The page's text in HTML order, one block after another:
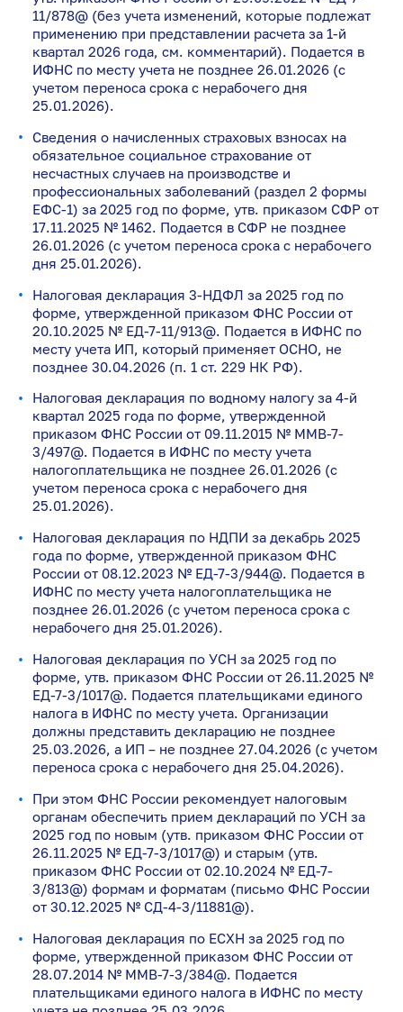
11/878@ (без учета изменений, которые подлежат
применению при представлении расчета за 1-й
квартал 2026 года, см. комментарий). Подается в
ИФНС по месту учета не позднее 26.01.2026 (с
учетом переноса срока с нерабочего дня
25.01.2026).
Сведения о начисленных страховых взносах на
обязательное социальное страхование от
несчастных случаев на производстве и
профессиональных заболеваний (раздел 2 формы
ЕФС-1) за 2025 год по форме, утв. приказом СФР от
17.11.2025 № 1462. Подается в СФР не позднее
26.01.2026 (с учетом переноса срока с нерабочего
дня 25.01.2026).
Налоговая декларация 3-НДФЛ за 2025 год по
форме, утвержденной приказом ФНС России от
20.10.2025 № ЕД-7-11/913@. Подается в ИФНС по
месту учета ИП, который применяет ОСНО, не
позднее 30.04.2026 (п. 1 ст. 229 НК РФ).
Налоговая декларация по водному налогу за 4-й
квартал 2025 года по форме, утвержденной
приказом ФНС России от 09.11.2015 № ММВ-7-
3/497@. Подается в ИФНС по месту учета
налогоплательщика не позднее 26.01.2026 (с
учетом переноса срока с нерабочего дня
25.01.2026).
Налоговая декларация по НДПИ за декабрь 2025
года по форме, утвержденной приказом ФНС
России от 08.12.2023 № ЕД-7-3/944@. Подается в
ИФНС по месту учета налогоплательщика не
позднее 26.01.2026 (с учетом переноса срока с
нерабочего дня 25.01.2026).
Налоговая декларация по УСН за 2025 год по
форме, утв. приказом ФНС России от 26.11.2025 №
ЕД-7-3/1017@. Подается плательщиками единого
налога в ИФНС по месту учета. Организации
должны представить декларацию не позднее
25.03.2026, а ИП – не позднее 27.04.2026 (с учетом
переноса срока с нерабочего дня 25.04.2026).
При этом ФНС России рекомендует налоговым
органам обеспечить прием деклараций по УСН за
2025 год по новым (утв. приказом ФНС России от
26.11.2025 № ЕД-7-3/1017@) и старым (утв.
приказом ФНС России от 02.10.2024 № ЕД-7-
3/813@) формам и форматам (письмо ФНС России
от 30.12.2025 № СД-4-3/11881@).
Налоговая декларация по ЕСХН за 2025 год по
форме, утвержденной приказом ФНС России от
28.07.2014 № ММВ-7-3/384@. Подается
плательщиками единого налога в ИФНС по месту